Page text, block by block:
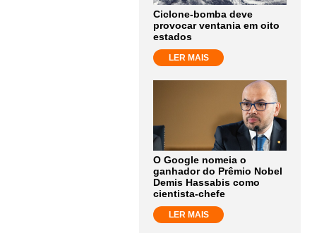
Ciclone-bomba deve
provocar ventania em oito
estados
LER MAIS
O Google nomeia o
ganhador do Prêmio Nobel
Demis Hassabis como
cientista-chefe
LER MAIS